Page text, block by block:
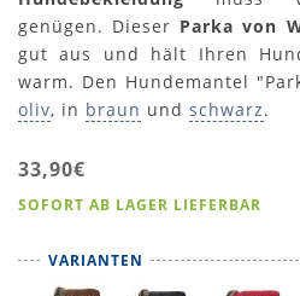
genügen. Dieser Parka von
gut aus und hält Ihren
warm. Den Hundemantel
oliv, in braun und schwarz.
33,90€
SOFORT AB LAGER LIEFERBAR
VARIANTEN